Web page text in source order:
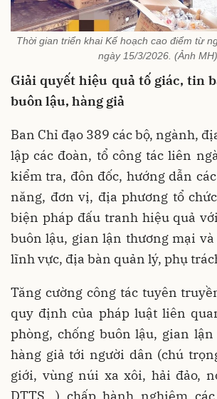
Thời gian triển khai Kế hoạch cao điểm từ
ngày 15/3/2026. (Ảnh
Giải quyết hiệu quả tố giác, tin
buôn lậu, hàng giả
Ban Chỉ đạo 389 các bộ, ngành,
lập các đoàn, tổ công tác liên
kiểm tra, đôn đốc, hướng dẫn
năng, đơn vị, địa phương tổ
biện pháp đấu tranh hiệu quả
buôn lậu, gian lận thương mại
lĩnh vực, địa bàn quản lý, phụ
Tăng cường công tác tuyên
quy định của pháp luật liên
phòng, chống buôn lậu, gian
hàng giả tới người dân (chú
giới, vùng núi xa xôi, hải đảo,